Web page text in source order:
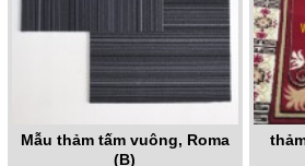
Mẫu thảm tấm vuông, Roma
(B)